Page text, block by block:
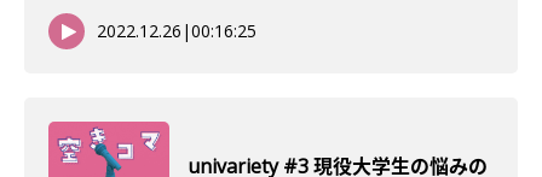
2022.12.26 |00:16:25
univariety #3 現役大学生の悩みの